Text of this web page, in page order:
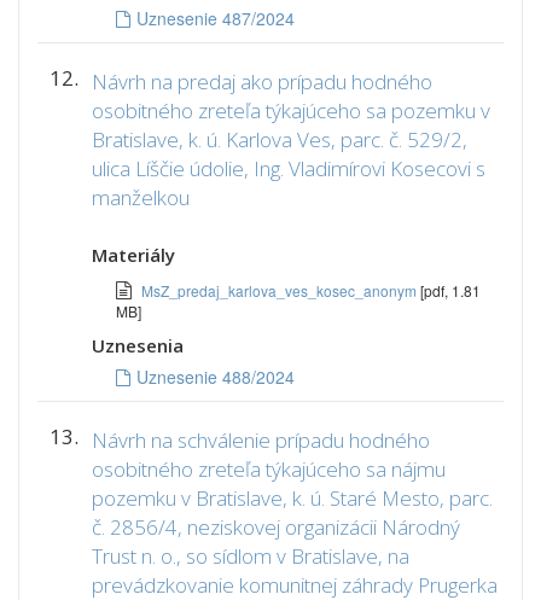
Uznesenie 487/2024
12.
Návrh na predaj ako prípadu hodného
osobitného zreteľa týkajúceho sa pozemku v
Bratislave, k. ú. Karlova Ves, parc. č. 529/2,
ulica Líščie údolie, Ing. Vladimírovi Kosecovi s
manželkou
Materiály
MsZ_predaj_karlova_ves_kosec_anonym [pdf, 1.81
MB]
Uznesenia
Uznesenie 488/2024
13.
Návrh na schválenie prípadu hodného
osobitného zreteľa týkajúceho sa nájmu
pozemku v Bratislave, k. ú. Staré Mesto, parc.
č. 2856/4, neziskovej organizácii Národný
Trust n. o., so sídlom v Bratislave, na
prevádzkovanie komunitnej záhrady Prugerka